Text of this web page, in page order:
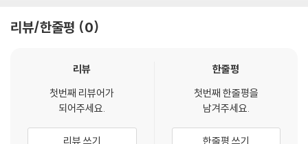
리뷰/한줄평 0
리뷰
첫번째 리뷰어가
되어주세요.
리뷰 쓰기
한줄평
첫번째 한줄평을
남겨주세요.
한줄평 쓰기